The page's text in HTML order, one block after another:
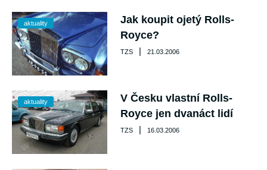
aktuality
Jak koupit ojetý Rolls-
Royce?
TZS | 21.03.2006
aktuality
V Česku vlastní Rolls-
Royce jen dvanáct lidí
TZS | 16.03.2006